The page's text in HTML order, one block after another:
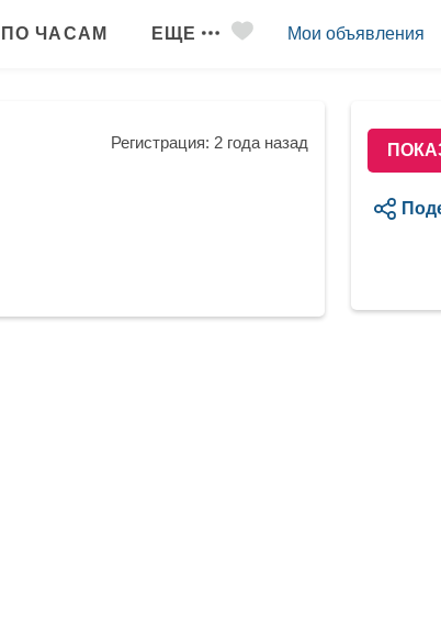
ПО ЧАСАМ ЕЩЕ Мои объявления
Регистрация: 2 года назад